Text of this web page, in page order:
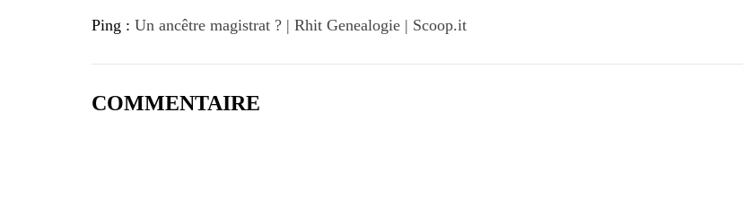
Ping : Un ancêtre magistrat ? | Rhit Genealogie | Scoop.it
COMMENTAIRE